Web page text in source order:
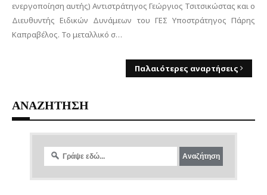
ενεργοποίηση αυτής) Αντιστράτηγος Γεώργιος Τσιτσικώστας και ο
Διευθυντής Ειδικών Δυνάμεων του ΓΕΣ Υποστράτηγος Πάρης
Καπραβέλος. Το μεταλλικό σ…
Παλαιότερες αναρτήσεις
ΑΝΑΖΗΤΗΣΗ